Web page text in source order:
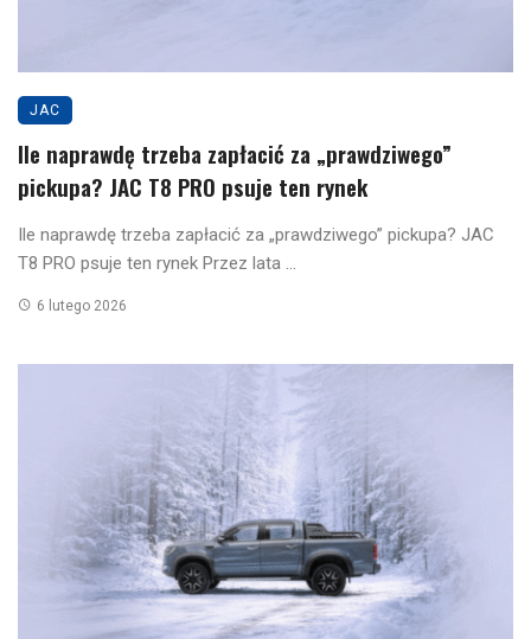
JAC
Ile naprawdę trzeba zapłacić za „prawdziwego”
pickupa? JAC T8 PRO psuje ten rynek
Ile naprawdę trzeba zapłacić za „prawdziwego” pickupa? JAC
T8 PRO psuje ten rynek Przez lata ...
6 lutego 2026